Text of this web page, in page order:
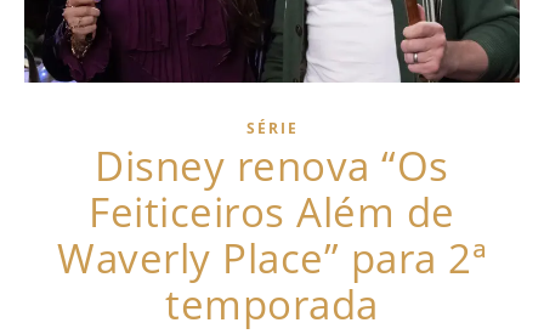
SÉRIE
Disney renova “Os
Feiticeiros Além de
Waverly Place” para 2ª
temporada